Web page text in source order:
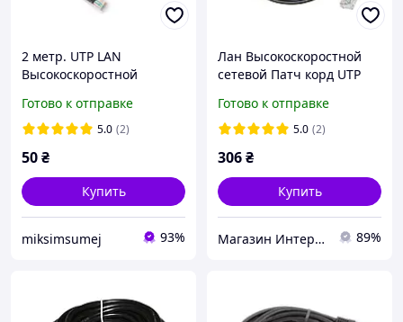
2 метр. UTP LAN
Высокоскоростной
Ethernet кабель для
интернета передачи
Готово к отправке
5.0 (2)
50₴
Купить
miksimsumej 93%
Лан Высокоскоростной
сетевой Патч корд UTP
47м для интернета DSS до
1000Мбит/с (Gigabit
Готово к отправке
5.0 (2)
306₴
Купить
Магазин Интернет Кабеля 89%